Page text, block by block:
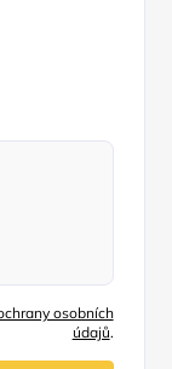
osobních
údajů.